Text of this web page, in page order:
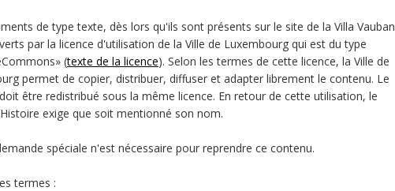
de type texte, dès lors qu'ils sont présents sur le site de la Villa Vauban
par la licence d'utilisation de la Ville de Luxembourg qui est du type
(texte de la licence). Selon les termes de cette licence, la Ville de
permet de copier, distribuer, diffuser et adapter librement le contenu. Le
être redistribué sous la même licence. En retour de cette utilisation, le
exige que soit mentionné son nom.
spéciale n'est nécessaire pour reprendre ce contenu.
termes :